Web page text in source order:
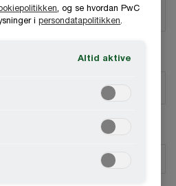
, og se hvordan PwC
ipersondatapolitikken
Altid aktive